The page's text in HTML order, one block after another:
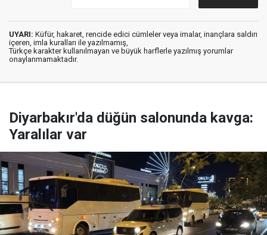
UYARI: Küfür, hakaret, rencide edici cümleler veya imalar, inançlara saldırı
içeren, imla kuralları ile yazılmamış,
Türkçe karakter kullanılmayan ve büyük harflerle yazılmış yorumlar
onaylanmamaktadır.
Diyarbakır'da düğün salonunda kavga:
Yaralılar var